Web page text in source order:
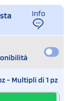
Info
- Multipli di 1 pz